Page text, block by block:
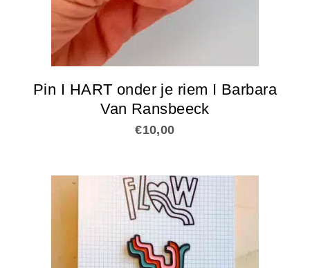
Pin I HART onder je riem I Barbara
Van Ransbeeck
€10,00